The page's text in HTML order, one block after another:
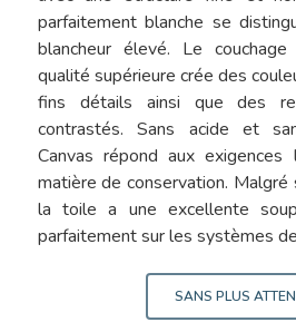
parfaitement blanche se
blancheur élevé. Le
qualité supérieure crée des
fins détails ainsi que des
contrastés. Sans acide et
Canvas répond aux
matière de conservation. Malgré
la toile a une excellente
parfaitement sur les systèmes
SANS PLUS